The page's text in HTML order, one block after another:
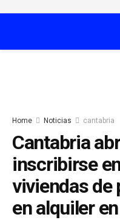
Home Noticias cantabria
Cantabria
inscribirse
viviendas
en alquiler